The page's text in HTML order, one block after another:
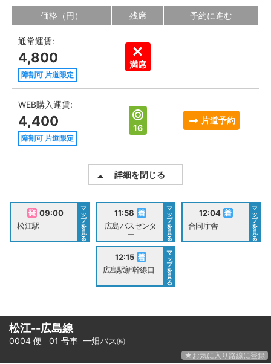
価格（円） 残席 予約に進む
通常運賃:
4,800
障割可 片道限定
満席
WEB購入運賃:
4,400
障割可 片道限定
16
片道予約
詳細を閉じる
09:00
松江駅
マ
ッ
プ
を
見
る
11:58
広島バスセンタ
ー
マ
ッ
プ
を
見
る
12:04
合同庁舎
マ
ッ
プ
を
見
る
12:15
広島駅新幹線口
マ
ッ
プ
を
見
る
松江--広島線
0004 便 01 号車 一畑バス㈱
★お気に入り路線に登録